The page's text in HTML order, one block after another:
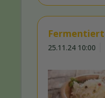
25.11.24 10:00